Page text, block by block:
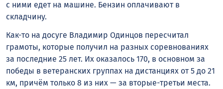
с ними едет на машине. Бензин оплачивают в
складчину.
Как-то на досуге Владимир Одинцов пересчитал
грамоты, которые получил на разных соревнованиях
за последние 25 лет. Их оказалось 170, в основном за
победы в ветеранских группах на дистанциях от 5 до 21
км, причём только 8 из них — за вторые-третьи места.